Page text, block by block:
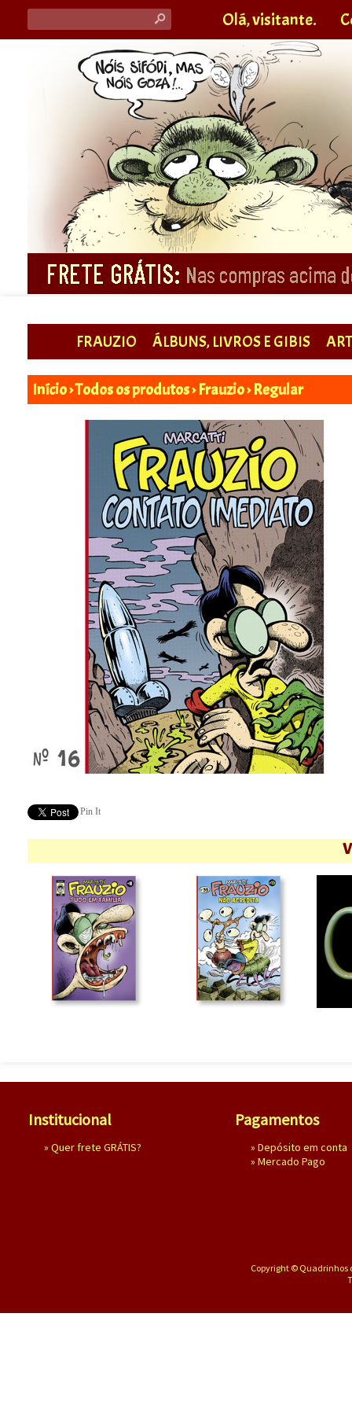
s Olá, visitante.
FRAUZIO ÁLBUNS, LIVROS E GIBIS
Início›Todos os produtos› Frauzio› Regular
Pin It
Institucional
» Quer frete GRÁTIS?
Pagamentos
» Depósito em conta
» Mercado Pago
Copyright © Quadrinhos